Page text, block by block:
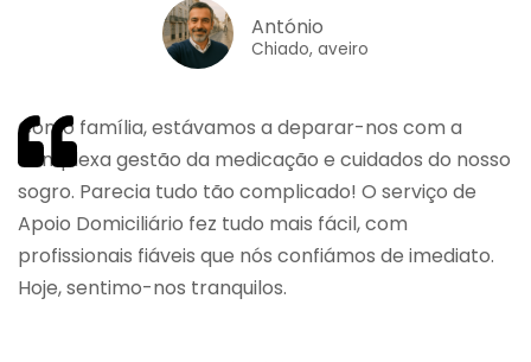
António
Chiado, aveiro
Como família, estávamos a deparar-nos com a
complexa gestão da medicação e cuidados do nosso
sogro. Parecia tudo tão complicado! O serviço de
Apoio Domiciliário fez tudo mais fácil, com
profissionais fiáveis que nós confiámos de imediato.
Hoje, sentimo-nos tranquilos.